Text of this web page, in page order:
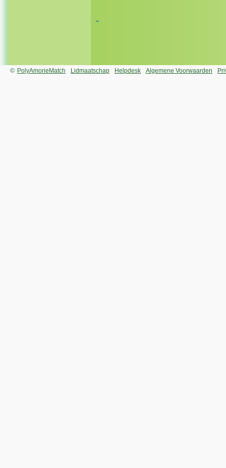
© PolyAmorieMatch Lidmaatschap Helpdesk Algemene Voorwaarden